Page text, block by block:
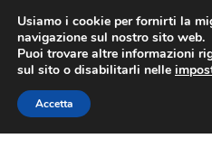
Lun-Ven 9:00 -
Vai
alla
navigazione
Vai
al
contenuto
Usiamo i cookie per fornirti la
navigazione sul nostro sito web.
Puoi trovare altre informazioni
sul sito o disabilitarli nelle
Accetta